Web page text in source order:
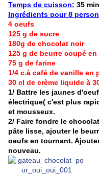
Temps de cuisson: 35 min
Ingrédients pour 8
4 oeufs
125 g de sucre
180g de chocolat noir
125 g de beurre coupé
75 g de farine
1/4 c.à café de vanille en
30 cl de crème liquide à
1/ Battre les jaunes
électrique( c'est plus
et mousseux.
2/ Faire fondre le
pâte lisse, ajouter le
oeufs en tournant.
nouveau.